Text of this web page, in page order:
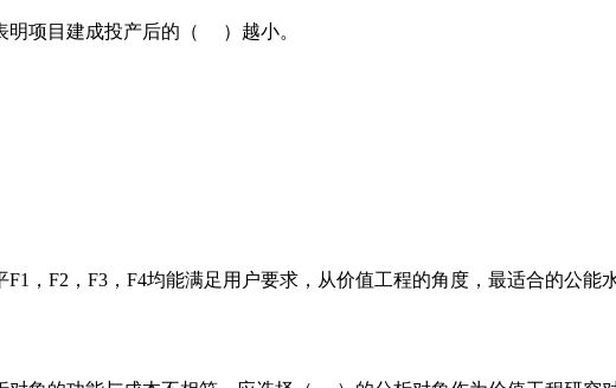
项目建成投产后的（ ）越小。
，F2，F3，F4均能满足用户要求，从价值工程的角度，最适合的公能